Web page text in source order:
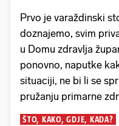
Prvo je varaždinski
doznajemo, svim
u Domu zdravlja
ponovno, naputke
situaciji, ne bi li se
pružanju primarne
ŠTO, KAKO, GDJE, KADA?